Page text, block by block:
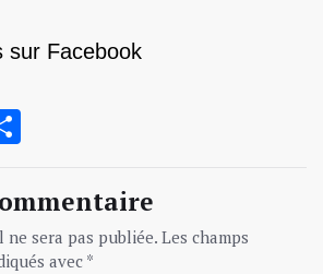
sur Facebook
ne sera pas publiée. Les champs
avec *